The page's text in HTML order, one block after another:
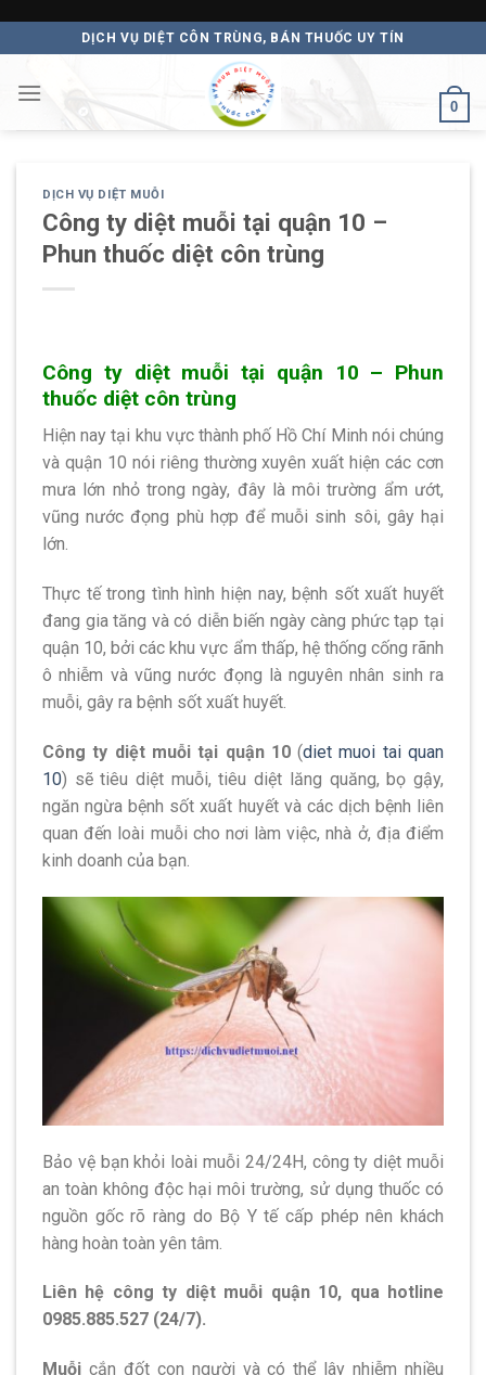
to
content
DỊCH VỤ DIỆT CÔN TRÙNG, BÁN THUỐC UY TÍN
0
DỊCH VỤ DIỆT MUỖI
Công ty diệt muỗi tại quận 10 –
Phun thuốc diệt côn trùng
Công ty diệt muỗi tại quận 10 – Phun
thuốc diệt côn trùng
Hiện nay tại khu vực thành phố Hồ Chí Minh nói chúng
và quận 10 nói riêng thường xuyên xuất hiện các cơn
mưa lớn nhỏ trong ngày, đây là môi trường ẩm ướt,
vũng nước đọng phù hợp để muỗi sinh sôi, gây hại
lớn.
Thực tế trong tình hình hiện nay, bệnh sốt xuất huyết
đang gia tăng và có diễn biến ngày càng phức tạp tại
quận 10, bởi các khu vực ẩm thấp, hệ thống cống rãnh
ô nhiễm và vũng nước đọng là nguyên nhân sinh ra
muỗi, gây ra bệnh sốt xuất huyết.
Công ty diệt muỗi tại quận 10(diet muoi tai quan
10) sẽ tiêu diệt muỗi, tiêu diệt lăng quăng, bọ gậy,
ngăn ngừa bệnh sốt xuất huyết và các dịch bệnh liên
quan đến loài muỗi cho nơi làm việc, nhà ở, địa điểm
kinh doanh của bạn.
Bảo vệ bạn khỏi loài muỗi 24/24H, công ty diệt muỗi
an toàn không độc hại môi trường, sử dụng thuốc có
nguồn gốc rõ ràng do Bộ Y tế cấp phép nên khách
hàng hoàn toàn yên tâm.
Liên hệ công ty diệt muỗi quận 10, qua hotline
0985.885.527 (24/7).
Muỗi cắn đốt con người và có thể lây nhiễm nhiều